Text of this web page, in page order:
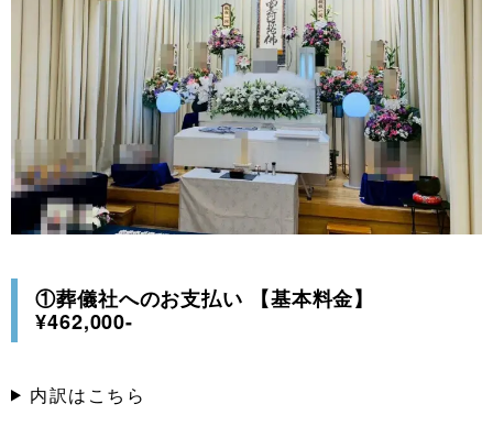
①葬儀社へのお支払い 【基本料金】
¥462,000-
内訳はこちら